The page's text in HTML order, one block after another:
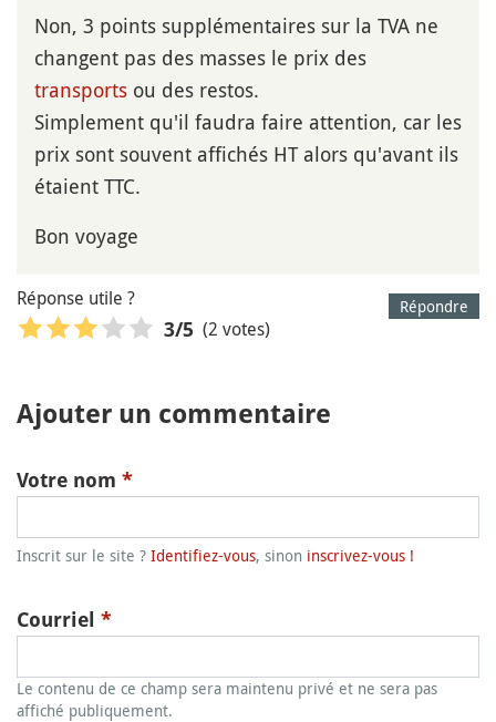
Non, 3 points supplémentaires sur la TVA ne
changent pas des masses le prix des
transports ou des restos.
Simplement qu'il faudra faire attention, car les
prix sont souvent affichés HT alors qu'avant ils
étaient TTC.
Bon voyage
Répondre
Réponse utile ?
3/5 (2 votes)
Ajouter un commentaire
Votre nom *
Inscrit sur le site ? Identifiez-vous, sinon inscrivez-vous !
Courriel *
Le contenu de ce champ sera maintenu privé et ne sera pas
affiché publiquement.